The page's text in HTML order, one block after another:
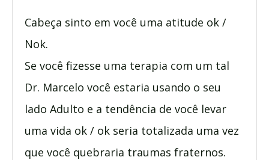
Cabeça sinto em você uma atitude ok /
Nok.
Se você fizesse uma terapia com um tal
Dr. Marcelo você estaria usando o seu
lado Adulto e a tendência de você levar
uma vida ok / ok seria totalizada uma vez
que você quebraria traumas fraternos.